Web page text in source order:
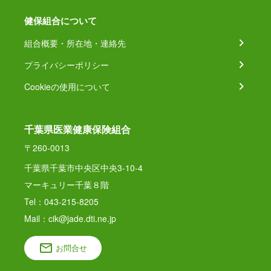
健保組合について
組合概要・所在地・連絡先
プライバシーポリシー
Cookieの使用について
千葉県医業健康保険組合
〒260-0013
千葉県千葉市中央区中央3-10-4
マーキュリー千葉８階
Tel：043-215-8205
Mail：cik@jade.dti.ne.jp
お問合せ